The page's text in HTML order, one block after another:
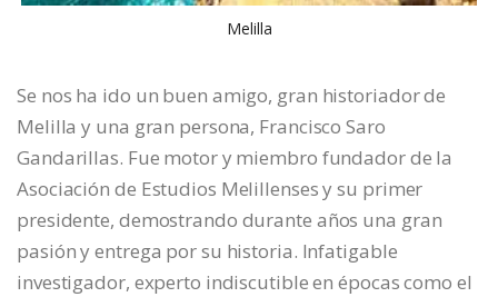
Melilla
Se nos ha ido un buen amigo, gran historiador de
Melilla y una gran persona, Francisco Saro
Gandarillas. Fue motor y miembro fundador de la
Asociación de Estudios Melillenses y su primer
presidente, demostrando durante años una gran
pasión y entrega por su historia. Infatigable
investigador, experto indiscutible en épocas como el